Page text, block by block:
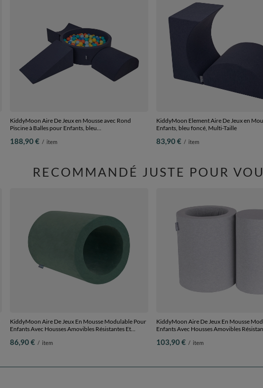
KiddyMoon Aire De Jeux en Mousse avec Rond
Piscine à Balles pour Enfants, bleu
(300 Balles) + Version 4
188,90 € / item
KiddyMoon Element Aire De Jeux en
Enfants, bleu foncé, Multi-Taille
83,90 € / item
RECOMMANDÉ JUSTE POUR
KiddyMoon Aire De Jeux En Mousse Modulable Pour
Enfants Avec Housses Amovibles Résistantes Et
vert forêt, Tonneau
86,90 € / item
KiddyMoon Aire De Jeux En Mousse
Enfants Avec Housses Amovibles
gris clair, Tonneau/Rouleau
103,90 € / item